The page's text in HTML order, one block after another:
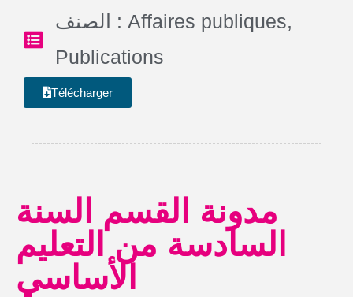
الصنف : Affaires publiques,
Publications
Télécharger
مدونة القسم السنة
السادسة من التعليم
الأساسي